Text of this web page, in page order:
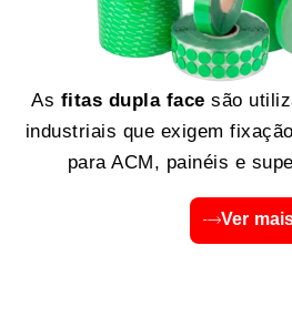
As fitas dupla face são
industriais que exigem
para ACM, painéis e
Ver